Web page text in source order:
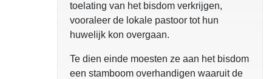
toelating van het bisdom verkrijgen,
vooraleer de lokale pastoor tot hun
huwelijk kon overgaan.
Te dien einde moesten ze aan het bisdom
een stamboom overhandigen waaruit de